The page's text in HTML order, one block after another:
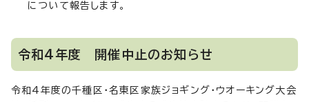
について報告します。
令和4年度 開催中止のお知らせ
令和4年度の千種区・名東区家族ジョギング・ウオーキング大会